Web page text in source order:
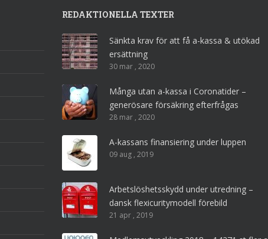
REDAKTIONELLA TEXTER
Sänkta krav för att få a-kassa & utökad
ersättning
30 mar , 2020
Många utan a-kassa i Coronatider –
generösare försäkring efterfrågas
28 mar , 2020
A-kassans finansiering under luppen
09 aug , 2019
Arbetslöshetsskydd under utredning –
dansk flexicuritymodell förebild
21 apr , 2019